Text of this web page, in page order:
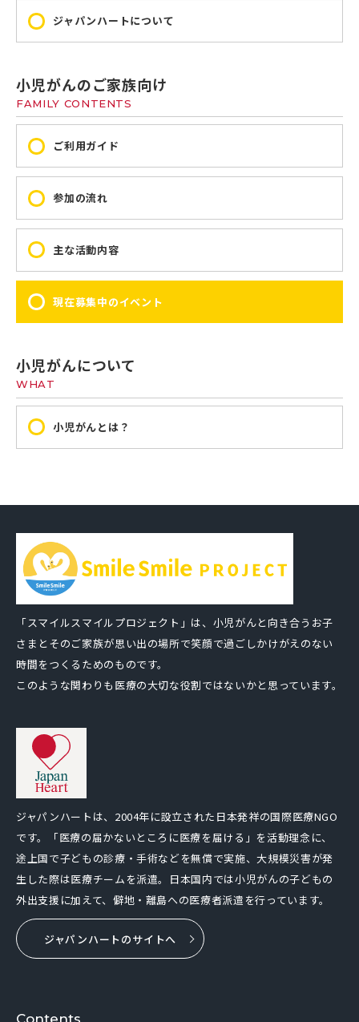
ジャパンハートについて
小児がんのご家族向け
FAMILY CONTENTS
ご利用ガイド
参加の流れ
主な活動内容
現在募集中のイベント
小児がんについて
WHAT
小児がんとは？
「スマイルスマイルプロジェクト」は、小児がんと向き合うお子
さまとそのご家族が思い出の場所で笑顔で過ごしかけがえのない
時間をつくるためのものです。
このような関わりも医療の大切な役割ではないかと思っています。
ジャパンハートは、2004年に設立された日本発祥の国際医療NGO
です。「医療の届かないところに医療を届ける」を活動理念に、
途上国で子どもの診療・手術などを無償で実施、大規模災害が発
生した際は医療チームを派遣。日本国内では小児がんの子どもの
外出支援に加えて、僻地・離島への医療者派遣を行っています。
ジャパンハートのサイトへ
Contents